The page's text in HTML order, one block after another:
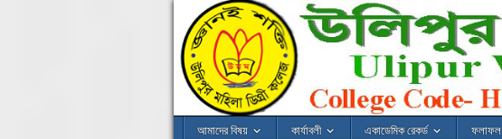
আমাদের বিষয় কার্যাবলী একাডেমিক রেকর্ড ফলাফল